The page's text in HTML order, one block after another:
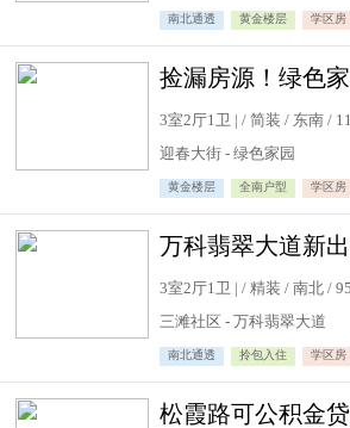
南北通透 黄金楼层 学区房
3室2厅1卫 | / 简装 / 东南 /
迎春大街 - 绿色家园
黄金楼层 全南户型 学区房
3室2厅1卫 | / 精装 / 南北 /
三滩社区 - 万科翡翠大道
南北通透 拎包入住 学区房